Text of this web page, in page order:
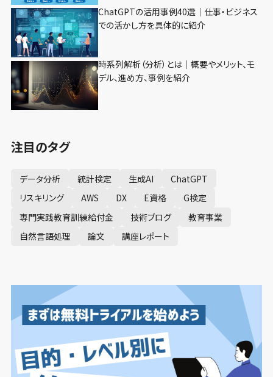
ChatGPTの活用事例40選｜仕事・ビジネス
での活かし方を具体的に紹介
時系列解析（分析）とは｜概要やメリット、モ
デル、進め方、事例を紹介
注目のタグ
データ分析 統計検定 生成AI
ChatGPT
リスキリング
AWS DX E資格
G検定
専門実践教育訓練給付金
技術ブログ
教育事業
自然言語処理
論文 講座レポート